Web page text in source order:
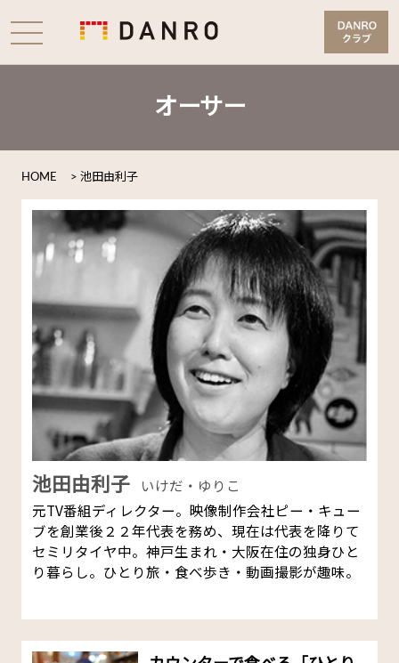
オーサー
HOME > 池田由利子
池田由利子
いけだ・ゆりこ
元TV番組ディレクター。映像制作会社ピー・キュー
ブを創業後２２年代表を務め、現在は代表を降りて
セミリタイヤ中。神戸生まれ・大阪在住の独身ひと
り暮らし。ひとり旅・食べ歩き・動画撮影が趣味。